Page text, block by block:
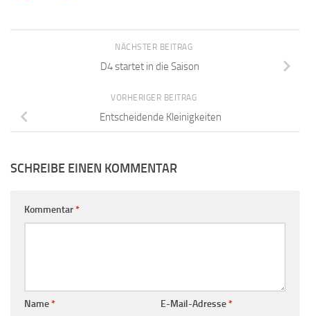
NÄCHSTER BEITRAG
D4 startet in die Saison
VORHERIGER BEITRAG
Entscheidende Kleinigkeiten
SCHREIBE EINEN KOMMENTAR
Kommentar*
Name* E-Mail-Adresse*